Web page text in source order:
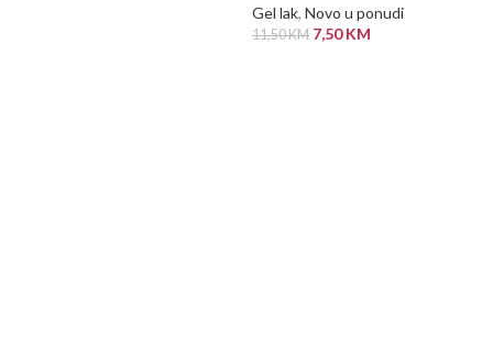
Gel lak, Novo u ponudi
11,50KM 7,50KM